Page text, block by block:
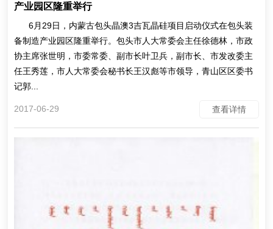
产业园区隆重举行
6月29日，内蒙古包头晶澳3吉瓦晶硅项目启动仪式在包头装
备制造产业园区隆重举行。包头市人大常委会主任徐德林，市政
协主席张世明，市委常委、副市长叶卫兵，副市长、市发改委主
任王秀莲，市人大常委会秘书长王汉彪等市领导，青山区区委书
记郭...
2017-06-29 查看详情